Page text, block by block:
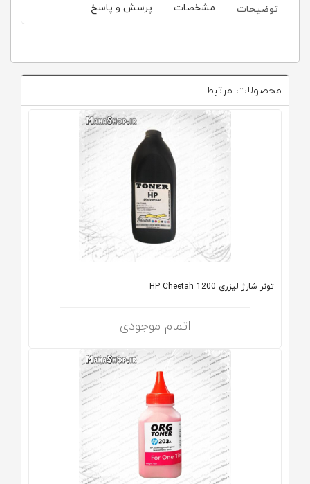
توضیحات مشخصات پرسش و پاسخ
محصولات مرتبط
تونر شارژ لیزری HP Cheetah 1200
اتمام موجودی